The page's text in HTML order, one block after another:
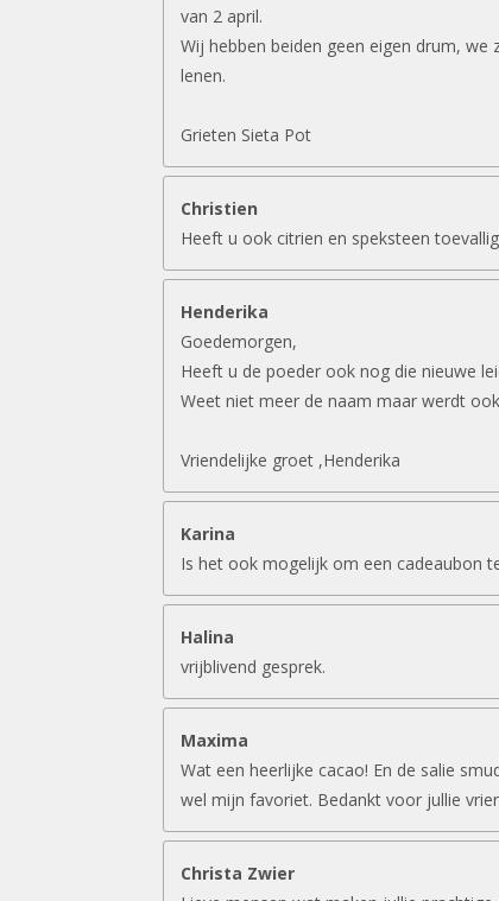
van 2 april.
Wij hebben beiden geen eigen drum, we
lenen.
Grieten Sieta Pot
Christien
Heeft u ook citrien en speksteen toevallig
Henderika
Goedemorgen,
Heeft u de poeder ook nog die nieuwe
Weet niet meer de naam maar werdt
Vriendelijke groet ,Henderika
Karina
Is het ook mogelijk om een cadeaubon
Halina
vrijblivend gesprek.
Maxima
Wat een heerlijke cacao! En de salie
wel mijn favoriet. Bedankt voor jullie
Christa Zwier